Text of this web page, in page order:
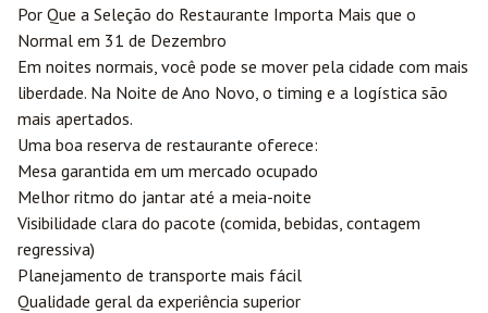
Por Que a Seleção do Restaurante Importa Mais que o
Normal em 31 de Dezembro
Em noites normais, você pode se mover pela cidade com mais
liberdade. Na Noite de Ano Novo, o timing e a logística são
mais apertados.
Uma boa reserva de restaurante oferece:
Mesa garantida em um mercado ocupado
Melhor ritmo do jantar até a meia-noite
Visibilidade clara do pacote (comida, bebidas, contagem
regressiva)
Planejamento de transporte mais fácil
Qualidade geral da experiência superior